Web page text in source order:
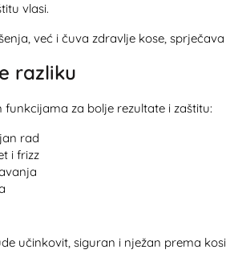
vlasi.
već i čuva zdravlje kose,
razliku
za bolje rezultate i zaštitu:
rad
i frizz
učinkovit, siguran i nježan prema